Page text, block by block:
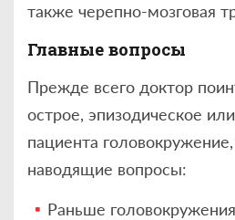
также черепно-мозговая
Главные вопросы
Прежде всего доктор
острое, эпизодическое
пациента
наводящие вопросы:
Раньше